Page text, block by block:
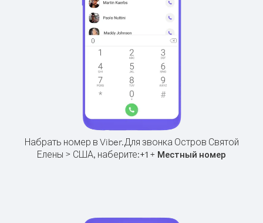
Набрать номер в Viber.Для звонка Остров Святой
Елены > США, наберите:+1 + Местный номер